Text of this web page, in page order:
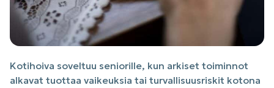
Kotihoiva soveltuu seniorille, kun arkiset toiminnot
alkavat tuottaa vaikeuksia tai turvallisuusriskit kotona